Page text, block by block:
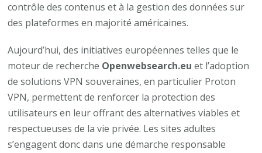
contrôle des contenus et à la gestion des données sur
des plateformes en majorité américaines.
Aujourd’hui, des initiatives européennes telles que le
moteur de recherche Openwebsearch.eu et l’adoption
de solutions VPN souveraines, en particulier Proton
VPN, permettent de renforcer la protection des
utilisateurs en leur offrant des alternatives viables et
respectueuses de la vie privée. Les sites adultes
s’engagent donc dans une démarche responsable